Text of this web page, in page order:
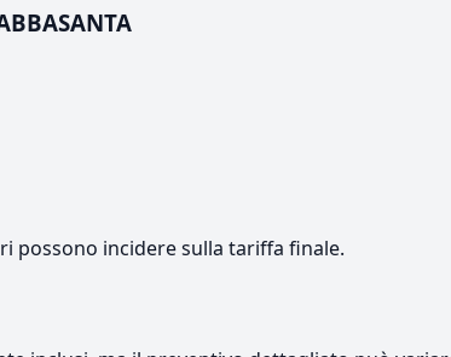
possono incidere sulla tariffa finale.